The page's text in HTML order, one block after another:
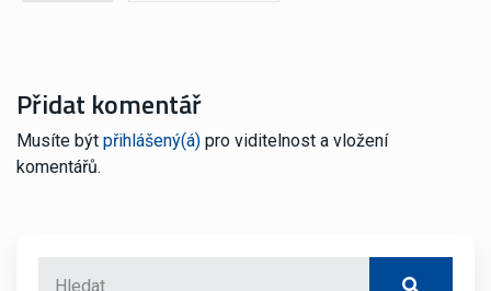
Přidat komentář
Musíte být přihlášený(á) pro viditelnost a vložení
komentářů.